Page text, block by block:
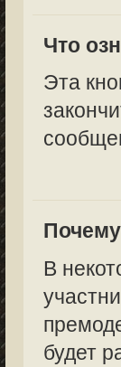
Что
Эта
В
будет